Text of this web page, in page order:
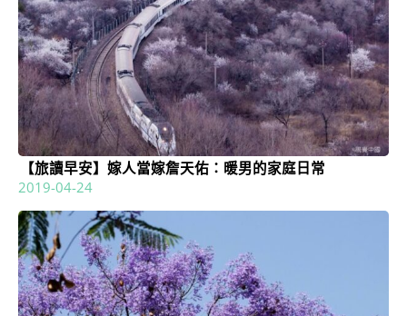
【旅讀早安】嫁人當嫁詹天佑：暖男的家庭日常
2019-04-24